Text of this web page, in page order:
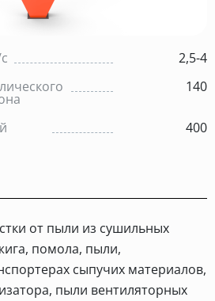
2,5-4
140
400
от пыли из сушильных
помола, пыли,
сыпучих материалов,
пыли вентиляторных